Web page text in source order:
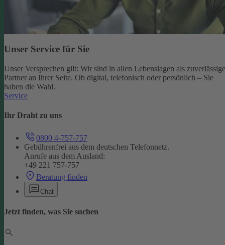
Unser Service für Sie
Unser Versprechen gilt: Wir sind in allen Lebenslagen als
Partner an Ihrer Seite. Ob digital, telefonisch oder persönlich – Sie
haben die Wahl.
Service
Ihr Draht zu uns
0800 4-757-757
Gebührenfrei aus dem deutschen Telefonnetz.
Anrufe aus dem Ausland:
+49 221 757-757
Beratung finden
Chat
Jetzt finden, was Sie suchen